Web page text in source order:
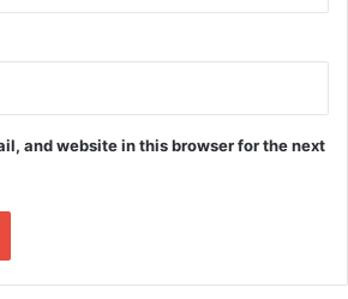
and website in this browser for the next